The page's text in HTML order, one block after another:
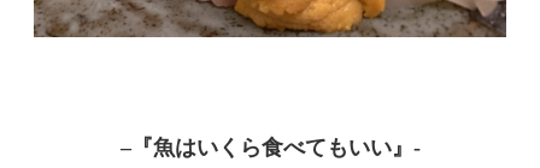
–『魚はいくら食べてもいい』-